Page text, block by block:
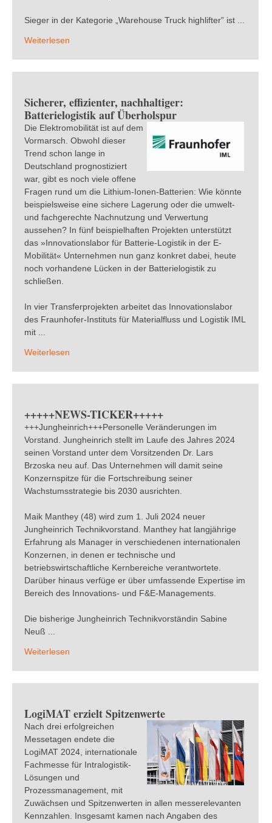
Sieger in der Kategorie „Warehouse Truck highlifter” ist ...
Weiterlesen
Sicherer, effizienter, nachhaltiger:
Batterielogistik auf Überholspur
Die Elektromobilität ist auf dem
Vormarsch. Obwohl dieser
Trend schon lange in
Deutschland prognostiziert
war, gibt es noch viele offene
Fragen rund um die Lithium-Ionen-Batterien: Wie könnte
beispielsweise eine sichere Lagerung oder die umwelt-
und fachgerechte Nachnutzung und Verwertung
aussehen? In fünf beispielhaften Projekten unterstützt
das »Innovationslabor für Batterie-Logistik in der E-
Mobilität« Unternehmen nun ganz konkret dabei, heute
noch vorhandene Lücken in der Batterielogistik zu
schließen.
In vier Transferprojekten arbeitet das Innovationslabor
des Fraunhofer-Instituts für Materialfluss und Logistik IML
mit ...
Weiterlesen
+++++NEWS-TICKER+++++
+++Jungheinrich+++Personelle Veränderungen im
Vorstand. Jungheinrich stellt im Laufe des Jahres 2024
seinen Vorstand unter dem Vorsitzenden Dr. Lars
Brzoska neu auf. Das Unternehmen will damit seine
Konzernspitze für die Fortschreibung seiner
Wachstumsstrategie bis 2030 ausrichten.
Maik Manthey (48) wird zum 1. Juli 2024 neuer
Jungheinrich Technikvorstand. Manthey hat langjährige
Erfahrung als Manager in verschiedenen internationalen
Konzernen, in denen er technische und
betriebswirtschaftliche Kernbereiche verantwortete.
Darüber hinaus verfüge er über umfassende Expertise im
Bereich des Innovations- und F&E-Managements.
Die bisherige Jungheinrich Technikvorständin Sabine
Neuß ...
Weiterlesen
LogiMAT erzielt Spitzenwerte
Nach drei erfolgreichen
Messetagen endete die
LogiMAT 2024, internationale
Fachmesse für Intralogistik-
Lösungen und
Prozessmanagement, mit
Zuwächsen und Spitzenwerten in allen messerelevanten
Kennzahlen. Insgesamt kamen nach Angaben des